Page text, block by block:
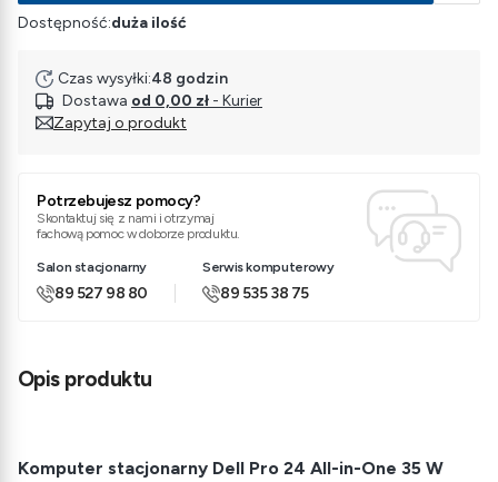
Dostępność:duża ilość
Czas wysyłki:48 godzin
Dostawa od 0,00 zł - Kurier
Zapytaj o produkt
Potrzebujesz pomocy?
Skontaktuj się z nami i otrzymaj
fachową pomoc w doborze produktu.
Salon stacjonarny
89 527 98 80
Serwis komputerowy
89 535 38 75
Opis produktu
Komputer stacjonarny Dell Pro 24 All-in-One 35 W